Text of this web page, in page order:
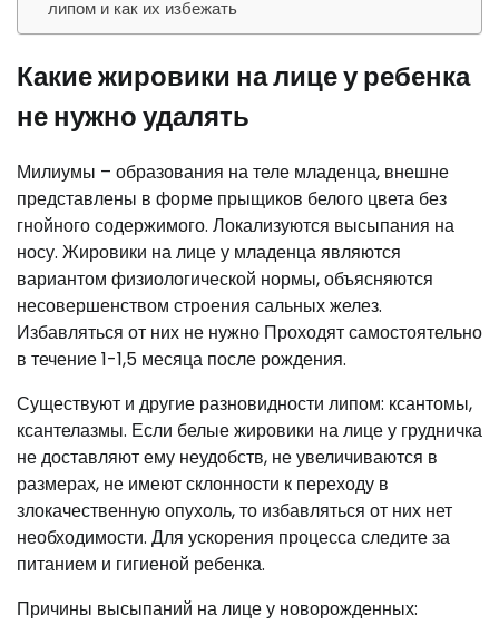
липом и как их избежать
Какие жировики на лице у ребенка
не нужно удалять
Милиумы – образования на теле младенца, внешне
представлены в форме прыщиков белого цвета без
гнойного содержимого. Локализуются высыпания на
носу. Жировики на лице у младенца являются
вариантом физиологической нормы, объясняются
несовершенством строения сальных желез.
Избавляться от них не нужно Проходят самостоятельно
в течение 1-1,5 месяца после рождения.
Существуют и другие разновидности липом: ксантомы,
ксантелазмы. Если белые жировики на лице у грудничка
не доставляют ему неудобств, не увеличиваются в
размерах, не имеют склонности к переходу в
злокачественную опухоль, то избавляться от них нет
необходимости. Для ускорения процесса следите за
питанием и гигиеной ребенка.
Причины высыпаний на лице у новорожденных: